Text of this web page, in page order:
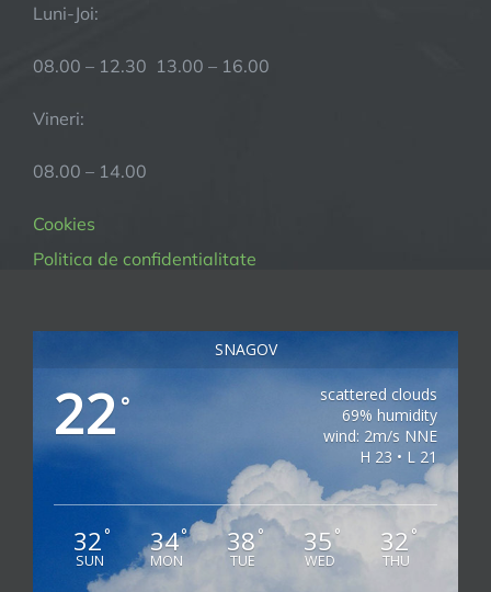
Luni-Joi:
08.00 – 12.30 13.00 – 16.00
Vineri:
08.00 – 14.00
Cookies
Politica de confidentialitate
SNAGOV
22 °
scattered clouds
69% humidity
wind: 2m/s NNE
H 23 • L 21
32°
SUN
34°
MON
38 °
TUE
35°
WED
32 °
THU